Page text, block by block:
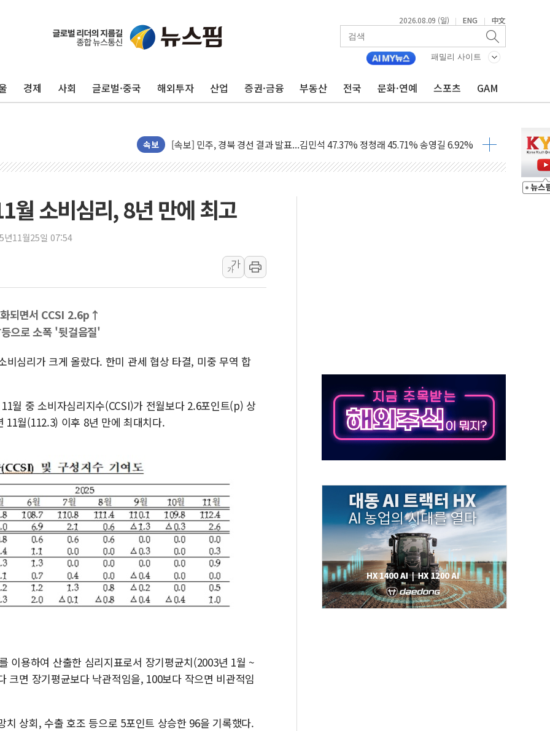
2026.08.09 (일) | ENG | 中文
패밀리 사이트
경제 사회 글로벌·중국 해외투자 산업 증권·금융 부동산 전국 문화·연예 스포츠 GAM
속보
포항 블루밸리 국가산단에 '철강 AI융합실증센터' 들어선다
상주 낙동강 선착장 하류서 50대 숨진 채 발견...경찰, 조사 중
[종합] 김민석, 정청래에 누적 1.48%p 차 선두 유지...金 46.01% vs 鄭 44.53%
민주당 경북도당위원장에 오중기 당선...합산득표율 68.63%
인천서 말다툼 중 어머니 살해 10대 구속…범행 후 반려견도 죽여
[속보] 민주, 경북 경선 결과 발표...김민석 47.37% 정청래 45.71% 송영길 6.92%
[속보] 민주, 대구 경선 결과 발표...정청래 47.82% 김민석 46.35% 송영길 5.83%
정재헌 CEO, SKT 장기고객 400명 맞이…"마음 잇는 시간 되길"
인천시 광복절 현수막 '태극기 거꾸로' 논란…이틀만에 철거
병무청, 보충역 전면 손질… 예술·체육요원 최대 33% 감축
월 소비심리, 8년 만에 최고
년11월25일 07:54
가
가
되면서 CCSI 2.6p↑
으로 소폭 '뒷걸음질'
심리가 크게 올랐다. 한미 관세 협상 타결, 미중 무역 합
월 중 소비자심리지수(CCSI)가 전월보다 2.6포인트(p) 상
11월(112.3) 이후 8년 만에 최대치다.
이용하여 산출한 심리지표로서 장기평균치(2003년 1월 ~
크면 장기평균보다 낙관적임을, 100보다 작으면 비관적임
상회, 수출 호조 등으로 5포인트 상승한 96을 기록했다.